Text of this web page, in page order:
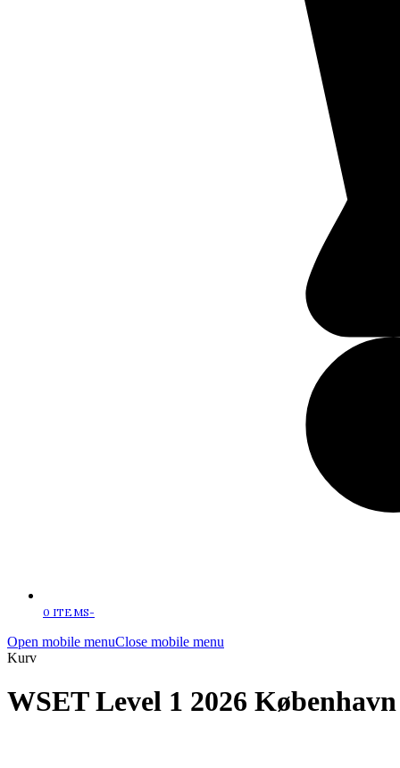
0 ITEMS-
Open mobile menuClose mobile menu
Kurv
WSET Level 1 2026